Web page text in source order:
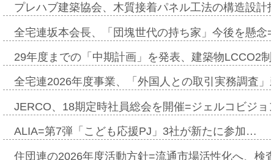
プレハブ建築協会、木質接着パネル工法の構造設
全宅連坂本会長、「団塊世代の持ち家」今後を懸
29年度までの「中期計画」を発表、建築物LCCO2
全宅連2026年度事業、「外国人との取引実務調査
JERCO、18期定時社員総会を開催=ジェルコビジ
ALIA=第7弾「こども応援PJ」3社が新たに参加…
住団連の2026年度活動方針=流通市場活性化へ、検